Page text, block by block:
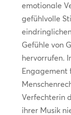
emotionale
gefühlvolle
Gefühle von
hervorrufen.
Engagement
Verfechterin
ihrer Musik